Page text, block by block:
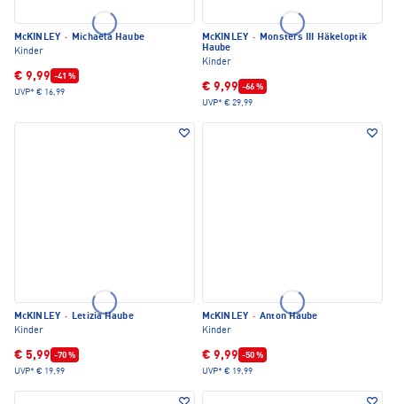
McKINLEY · Michaela Haube
Kinder
€ 9,99 -41 %
UVP* € 16,99
McKINLEY · Monsters III Häkeloptik
Haube
Kinder
€ 9,99 -66 %
UVP* € 29,99
McKINLEY · Letizia Haube
Kinder
€ 5,99 -70 %
UVP* € 19,99
McKINLEY · Anton Haube
Kinder
€ 9,99 -50 %
UVP* € 19,99